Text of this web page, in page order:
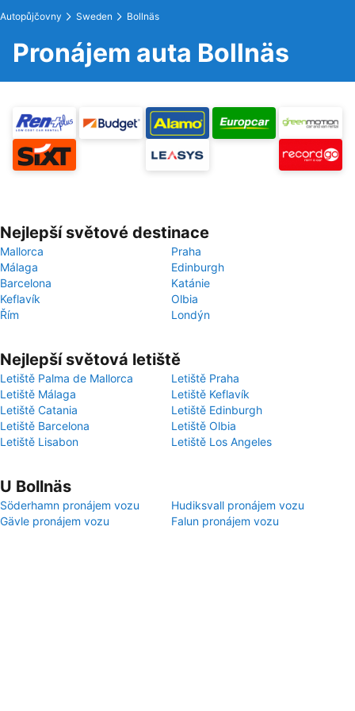
Autopůjčovny Sweden Bollnäs
Pronájem auta Bollnäs
Nejlepší světové destinace
Mallorca
Praha
Málaga
Edinburgh
Barcelona
Katánie
Keflavík
Olbia
Řím
Londýn
Nejlepší světová letiště
Letiště Palma de Mallorca
Letiště Praha
Letiště Málaga
Letiště Keflavík
Letiště Catania
Letiště Edinburgh
Letiště Barcelona
Letiště Olbia
Letiště Lisabon
Letiště Los Angeles
U Bollnäs
Söderhamn pronájem vozu
Hudiksvall pronájem vozu
Gävle pronájem vozu
Falun pronájem vozu